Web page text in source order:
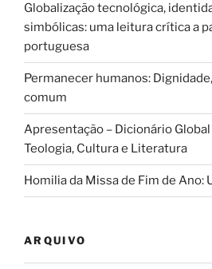
Globalização tecnológica,
simbólicas: uma leitura crítica a
portuguesa
Permanecer humanos:
comum
Apresentação – Dicionário
Teologia, Cultura e Literatura
Homilia da Missa de Fim de Ano:
ARQUIVO